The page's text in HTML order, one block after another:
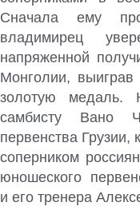
Сначала ему
владимирец
напряженной
Монголии, выиграв
золотую медаль.
самбисту Вано
первенства Грузии,
соперником
юношеского
и его тренера